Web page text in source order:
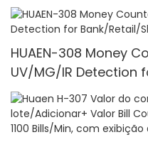
HUAEN-308 Money
UV/MG/IR Detection